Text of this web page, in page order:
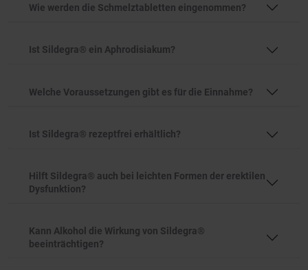
Wie werden die Schmelztabletten eingenommen?
Ist Sildegra® ein Aphrodisiakum?
Welche Voraussetzungen gibt es für die Einnahme?
Ist Sildegra® rezeptfrei erhältlich?
Hilft Sildegra® auch bei leichten Formen der erektilen
Dysfunktion?
Kann Alkohol die Wirkung von Sildegra®
beeinträchtigen?